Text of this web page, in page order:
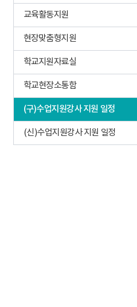
교육활동지원
현장맞춤형지원
학교지원자료실
학교현장소통함
(구)수업지원강사 지원 일정
(신)수업지원강사 지원 일정